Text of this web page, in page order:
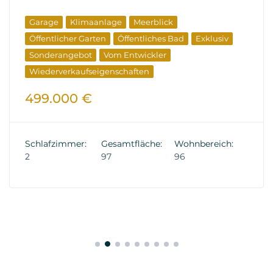
Garage Klimaanlage
Meerblick
Öffentlicher Garten
Öffentliches Bad
Exklusiv
Sonderangebot
Vom Entwickler
Wiederverkaufseigenschaften
499.000 €
Schlafzimmer:
2
Gesamtfläche:
97
Wohnbereich:
96